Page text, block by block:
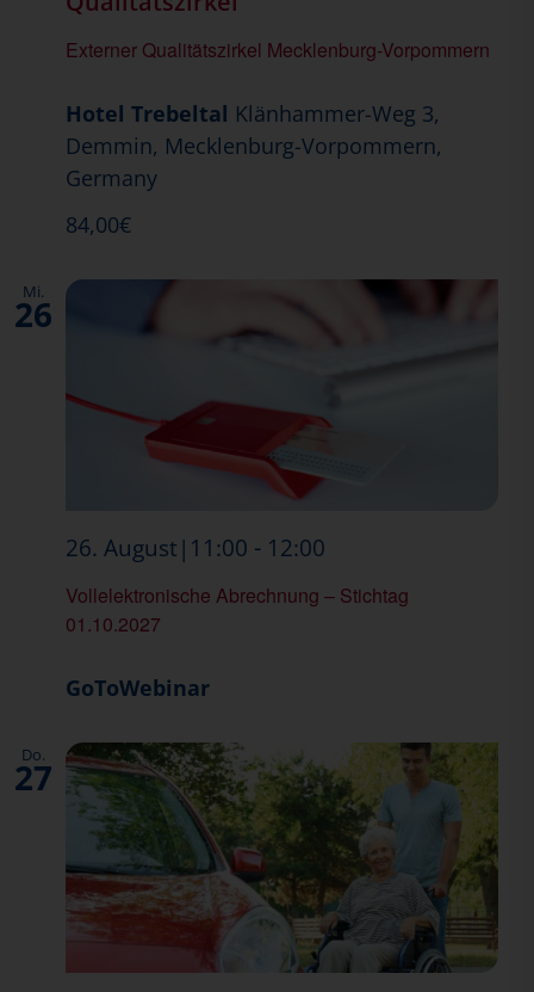
Externer Qualitätszirkel Mecklenburg-Vorpommern
Hotel Trebeltal Klänhammer-Weg 3,
Demmin, Mecklenburg-Vorpommern,
Germany
84,00€
Mi.
26
Vollelektronische Abrechnung – Stichtag
01.10.2027
26. August|11:00 - 12:00
GoToWebinar
Do.
27